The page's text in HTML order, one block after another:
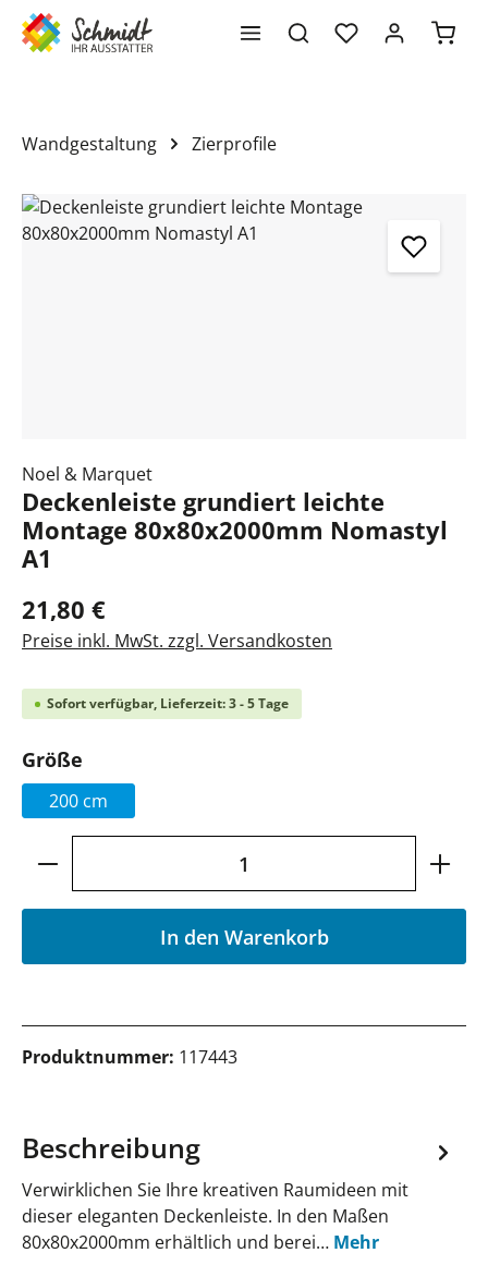
springen
Wandgestaltung Zierprofile
Bildergalerie überspringen
Noel & Marquet
Deckenleiste grundiert leichte
Montage 80x80x2000mm Nomastyl
A1
21,80 €
Preise inkl. MwSt. zzgl. Versandkosten
Sofort verfügbar, Lieferzeit: 3 - 5 Tage
Größe
200 cm
Produkt Anzahl: Gib den gewünschten
In den Warenkorb
Produktnummer: 117443
Beschreibung
Verwirklichen Sie Ihre kreativen Raumideen mit
dieser eleganten Deckenleiste. In den Maßen
80x80x2000mm erhältlich und berei… Mehr